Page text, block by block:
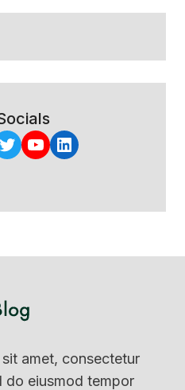
YouTube
LinkedIn
amet, consectetur
do eiusmod tempor